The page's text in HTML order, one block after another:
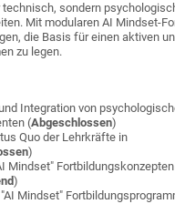
technisch, sondern
Mit modularen AI Mindset-
die Basis für einen aktiven
zu legen.
Integration von
(Abgeschlossen)
Quo der Lehrkräfte in
)
Mindset"
)
Mindset"